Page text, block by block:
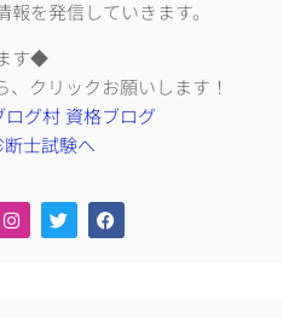
報を発信していきます。
す◆
、クリックお願いします！